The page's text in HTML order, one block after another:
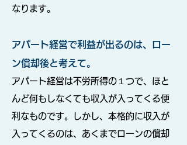
なります。
アパート経営で利益が出るのは、ロー
ン償却後と考えて。
アパート経営は不労所得の１つで、ほと
んど何もしなくても収入が入ってくる便
利なものです。しかし、本格的に収入が
入ってくるのは、あくまでローンの償却